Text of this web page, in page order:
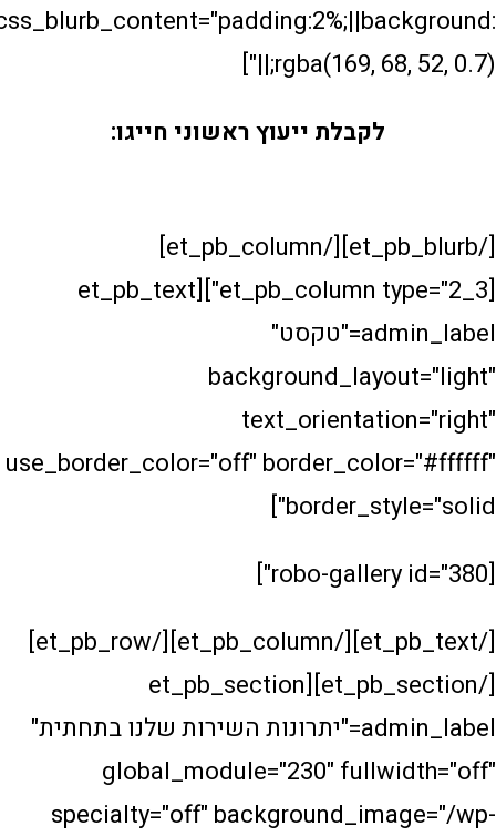
rgba(169,
לקבלת ייעוץ ראשוני חייגו:
[/et_pb_blurb][/et_pb_column]
[et_pb_column type="2_3"][et_pb_text
admin_label="טקסט"
use_border_color="off"
[/et_pb_text][/et_pb_column][/et_pb_row]
[/et_pb_section][et_pb_section
admin_label="יתרונות השירות שלנו בתחתית"
global_module="230"
specialty="off"